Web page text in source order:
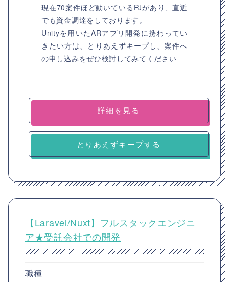
現在70案件ほど動いているPJがあり、直近
でも資金調達をしております。
Unityを用いたARアプリ開発に携わってい
きたい方は、とりあえずキープし、案件へ
の申し込みをぜひ検討してみてください
詳細を見る
とりあえずキープする
【Laravel/Nuxt】フルスタックエンジニ
ア★受託会社での開発
職種